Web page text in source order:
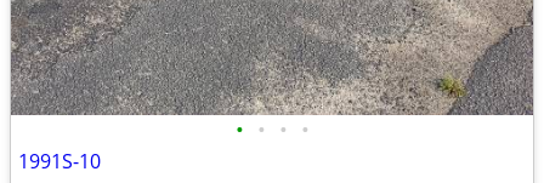
• • • •
1991S-10